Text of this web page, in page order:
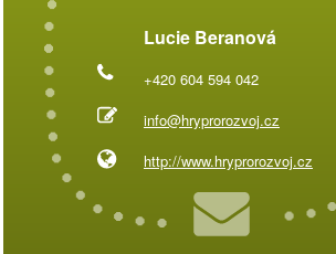
Lucie Beranová
+420 604 594 042
info@hryprorozvoj.cz
http://www.hryprorozvoj.cz